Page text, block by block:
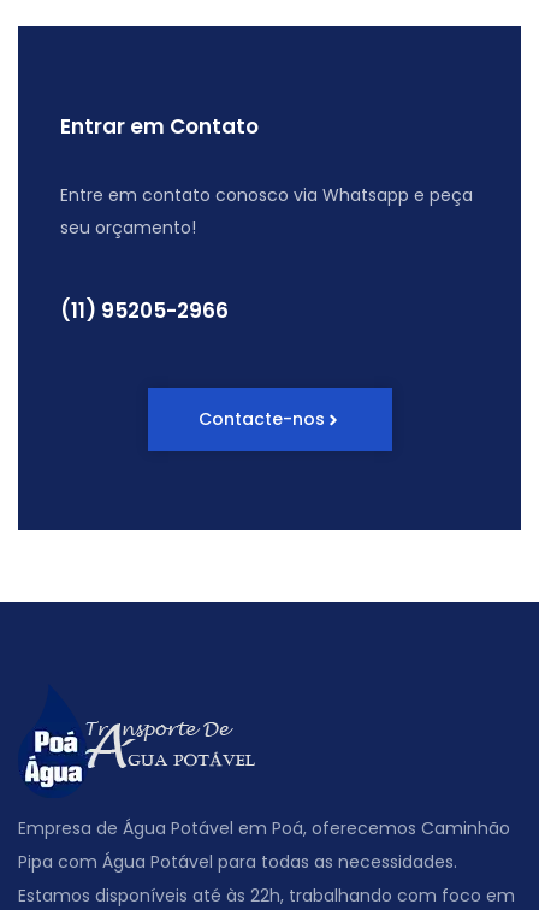
Entrar em Contato
Entre em contato conosco via Whatsapp e peça
seu orçamento!
(11) 95205-2966
Contacte-nos
Empresa de Água Potável em Poá, oferecemos Caminhão
Pipa com Água Potável para todas as necessidades.
Estamos disponíveis até às 22h, trabalhando com foco em